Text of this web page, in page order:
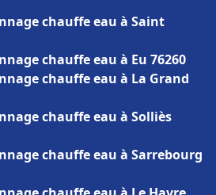
chauffe eau à Saint
chauffe eau à Eu 76260
chauffe eau à La Grand
chauffe eau à Solliès
chauffe eau à Sarrebourg